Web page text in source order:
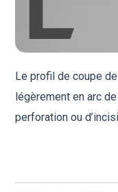
Le profil de coupe
légèrement en arc
perforation ou